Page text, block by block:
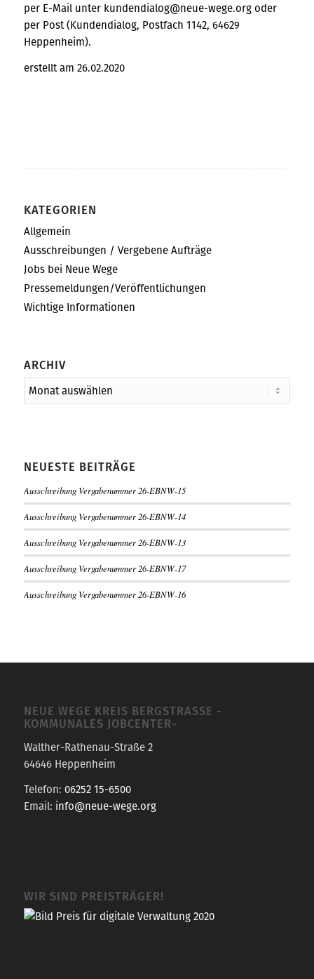
per E-Mail unter kundendialog@neue-wege.org oder
per Post (Kundendialog, Postfach 1142, 64629
Heppenheim).
erstellt am 26.02.2020
KATEGORIEN
Allgemein
Ausschreibungen / Vergebene Aufträge
Jobs bei Neue Wege
Pressemeldungen/Veröffentlichungen
Wichtige Informationen
ARCHIV
NEUESTE BEITRÄGE
Ausschreibung Vergabenummer 26-EBNW-15
Ausschreibung Vergabenummer 26-EBNW-14
Ausschreibung Vergabenummer 26-EBNW-13
Ausschreibung Vergabenummer 26-EBNW-17
Ausschreibung Vergabenummer 26-EBNW-16
NEUE WEGE KREIS BERGSTRASSE -K
OMMUNALES JOBCENTER-
Walther-Rathenau-Straße 2
64646 Heppenheim
Telefon: 06252 15-6500
Email: info@neue-wege.org
WIR SIND PREISTRÄGER!